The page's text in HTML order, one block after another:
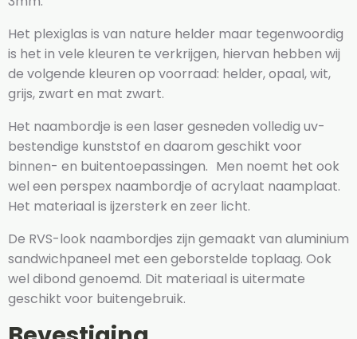
Het plexiglas is van nature helder maar tegenwoordig
is het in vele kleuren te verkrijgen, hiervan hebben wij
de volgende kleuren op voorraad: helder, opaal, wit,
grijs, zwart en mat zwart.
Het naambordje is een laser gesneden volledig uv-
bestendige kunststof en daarom geschikt voor
binnen- en buitentoepassingen. Men noemt het ook
wel een perspex naambordje of acrylaat naamplaat.
Het materiaal is ijzersterk en zeer licht.
De RVS-look naambordjes zijn gemaakt van aluminium
sandwichpaneel met een geborstelde toplaag. Ook
wel dibond genoemd. Dit materiaal is uitermate
geschikt voor buitengebruik.